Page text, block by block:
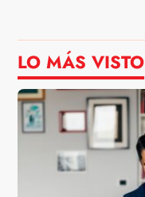
LO MÁS VISTO